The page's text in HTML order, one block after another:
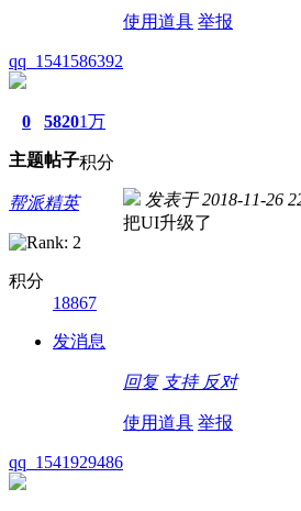
使用道具 举报
qq_1541586392
0
主题
5820
帖子
1万
积分
帮派精英
积分
18867
发消息
发表于 2018-11-26
把UI升级了
回复 支持 反对
使用道具 举报
qq_1541929486